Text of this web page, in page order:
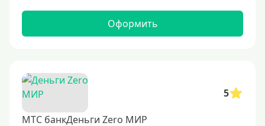
Оформить
5
МТС банкДеньги Zero МИР